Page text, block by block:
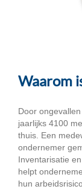
Waarom
Door
jaarlijks 4100
thuis. Een
ondernemer
Inventarisatie
helpt
hun